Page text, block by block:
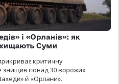
і «Орланів»: як
Суми
критичну
знищив понад 30 ворожих
й «Орлани».